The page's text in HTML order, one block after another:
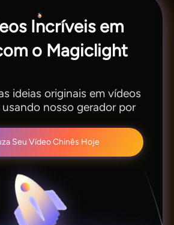
Incríveis em
o Magiclight
ideias originais em vídeos
nosso gerador por
Seu Vídeo Chinês Hoje